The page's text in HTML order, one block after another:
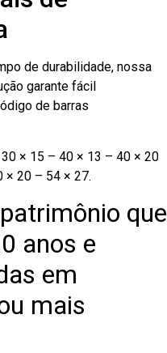
de durabilidade, nossa
garante fácil
de barras
× 15 – 40 × 13 – 40 × 20
× 20 – 54 × 27.
que
anos e
em
mais